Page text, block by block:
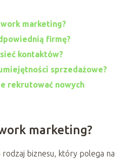
marketing?
firmę?
kontaktów?
sprzedażowe?
rekrutować nowych
marketing?
biznesu, który polega na